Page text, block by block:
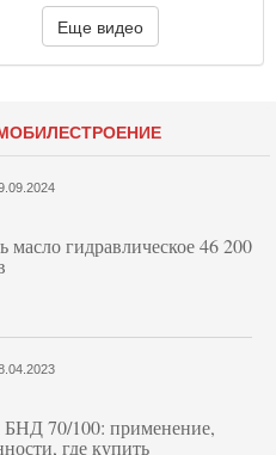
Еще видео
масло гидравлическое 46 200
70/100: применение,
где купить